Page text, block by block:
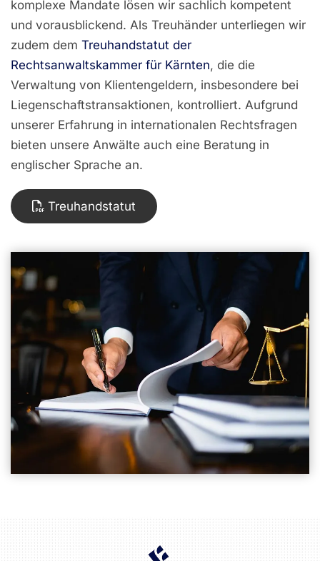
komplexe Mandate lösen wir sachlich kompetent
und vorausblickend. Als Treuhänder unterliegen wir
zudem dem Treuhandstatut der
Rechtsanwaltskammer für Kärnten, die die
Verwaltung von Klientengeldern, insbesondere bei
Liegenschaftstransaktionen, kontrolliert. Aufgrund
unserer Erfahrung in internationalen Rechtsfragen
bieten unsere Anwälte auch eine Beratung in
englischer Sprache an.
Treuhandstatut